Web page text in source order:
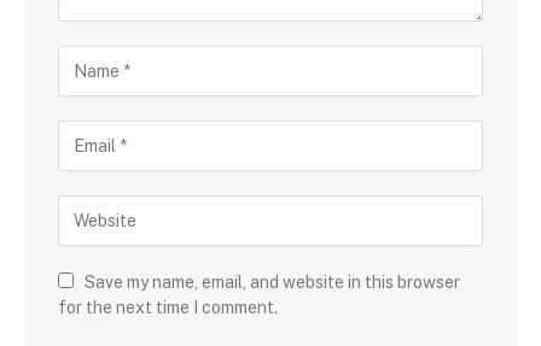
Save my name, email, and website in this browser
for the next time I comment.